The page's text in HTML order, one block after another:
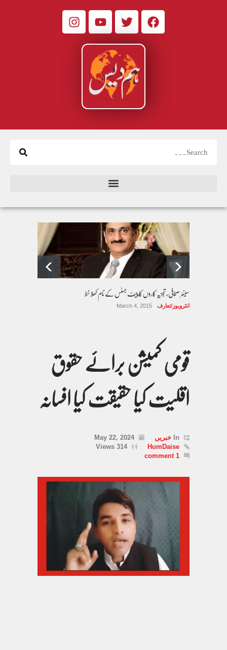
سینئر صحافی، تجزیہ کاروں کا چیف جسٹس کے نام کھلا خط
انٹرویوز/تعارف March 4, 2015
قومی کمیشن برائے حقوق
اقلیت کیا حقیقت کیا افسانہ
In خبریں
May 22, 2024
HumDaise
314 Views
1 comment